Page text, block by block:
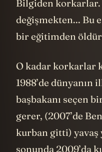
Bilgiden
değişmekten... Bu
bir eğitimden
O kadar korkarlar
1988’de dünyanın
başbakanı seçen
gerer, (2007’de
kurban gitti) yavaş
sonunda 2009’da